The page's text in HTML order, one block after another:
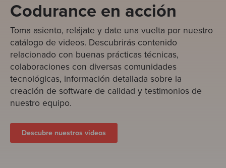
Codurance en acción
Toma asiento, relájate y date una vuelta por nuestro
catálogo de videos. Descubrirás contenido
relacionado con buenas prácticas técnicas,
colaboraciones con diversas comunidades
tecnológicas, información detallada sobre la
creación de software de calidad y testimonios de
nuestro equipo.
Descubre nuestros videos